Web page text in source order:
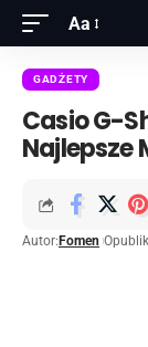
Aa
GADŻETY
Casio G-
Najlepsze
Autor: Fomen